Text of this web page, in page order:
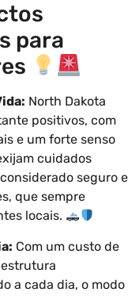
para
North Dakota
positivos, com
e um forte senso
cuidados
seguro e
que sempre
locais.
Com um custo de
a cada dia, o modo